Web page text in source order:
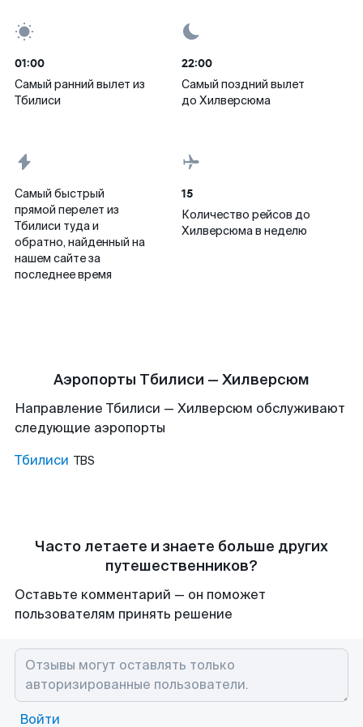
01:00
Самый ранний вылет из
Тбилиси
22:00
Самый поздний вылет
до Хилверсюма
Самый быстрый
прямой перелет из
Тбилиси туда и
обратно, найденный на
нашем сайте за
последнее время
15
Количество рейсов до
Хилверсюма в неделю
Аэропорты Тбилиси — Хилверсюм
Направление Тбилиси — Хилверсюм обслуживают
следующие аэропорты
Тбилиси TBS
Часто летаете и знаете больше других
путешественников?
Оставьте комментарий — он поможет
пользователям принять решение
Войти